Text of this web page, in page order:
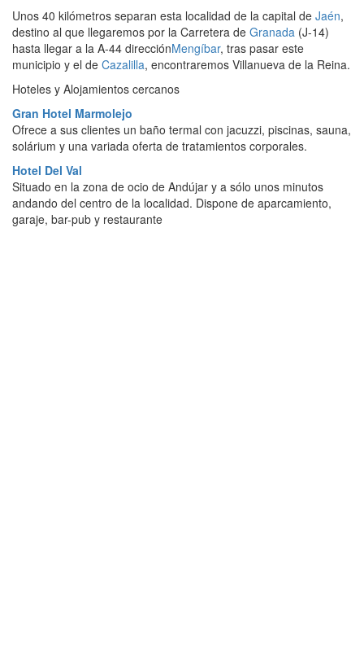
Unos 40 kilómetros separan esta localidad de la capital de Jaén,
destino al que llegaremos por la Carretera de Granada (J-14)
hasta llegar a la A-44 direcciónMengíbar, tras pasar este
municipio y el de Cazalilla, encontraremos Villanueva de la Reina.
Hoteles y Alojamientos cercanos
Gran Hotel Marmolejo
Ofrece a sus clientes un baño termal con jacuzzi, piscinas, sauna,
solárium y una variada oferta de tratamientos corporales.
Hotel Del Val
Situado en la zona de ocio de Andújar y a sólo unos minutos
andando del centro de la localidad. Dispone de aparcamiento,
garaje, bar-pub y restaurante